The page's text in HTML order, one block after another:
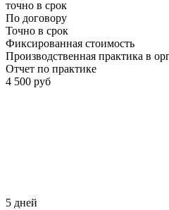
точно в срок
По договору
Точно в срок
Фиксированная стоимость
Производственная практика в
Отчет по практике
4 500 руб
5 дней